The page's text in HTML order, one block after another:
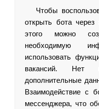
Чтобы
открыть бота
этого можно
необходимую
использовать
вакансий. Нет
дополнительные
Взаимодействие с
мессенджера, что